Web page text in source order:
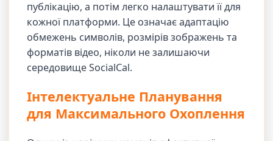
публікацію, а потім легко налаштувати її для
кожної платформи. Це означає адаптацію
обмежень символів, розмірів зображень та
форматів відео, ніколи не залишаючи
середовище SocialCal.
Інтелектуальне Планування
для Максимального Охоплення